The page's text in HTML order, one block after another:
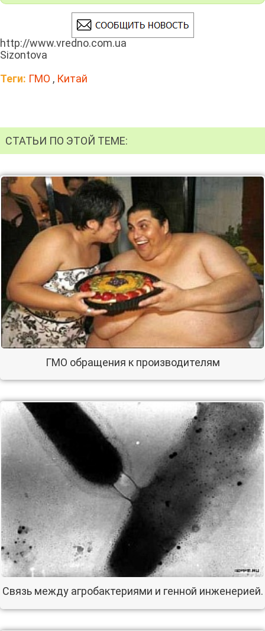
http://www.vredno.com.ua
Sizontova
Теги: ГМО , Китай
СТАТЬИ ПО ЭТОЙ ТЕМЕ:
ГМО обращения к производителям
Связь между агробактериями и генной инженерией.